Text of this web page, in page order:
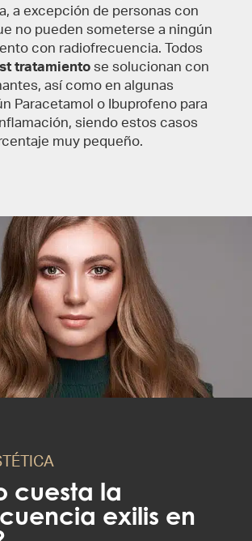
a excepción de personas con
no pueden someterse a ningún
con radiofrecuencia. Todos
tratamiento se solucionan con
así como en algunas
Paracetamol o Ibuprofeno para
siendo estos casos
muy pequeño.
cuesta la
exilis en